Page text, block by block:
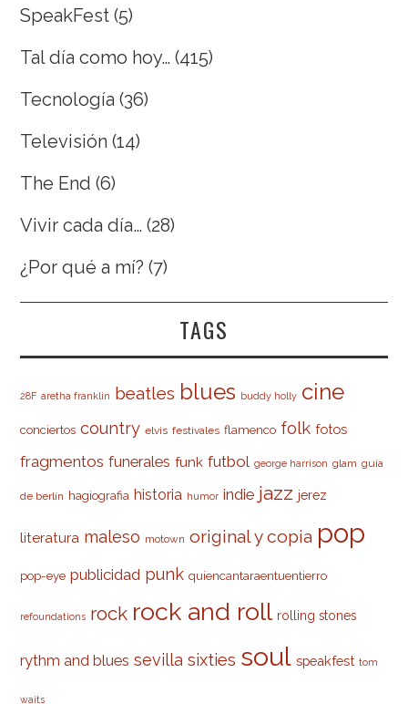
SpeakFest (5)
Tal día como hoy… (415)
Tecnología (36)
Televisión (14)
The End (6)
Vivir cada día… (28)
¿Por qué a mí? (7)
TAGS
28F aretha franklin beatles blues buddy holly cine
conciertos country elvis festivales flamenco folk fotos
fragmentos funerales funk futbol george harrison glam guía
de berlín hagiografia historia humor indie jazz jerez
literatura maleso motown original y copia pop
pop-eye publicidad punk quiencantaraentuentierro
refoundations rock rock and roll rolling stones
rythm and blues sevilla sixties soul speakfest tom
waits